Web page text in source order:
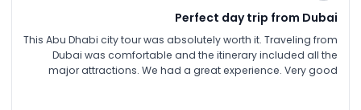
Perfect day trip from Dubai
This Abu Dhabi city tour was absolutely worth it. Traveling from
Dubai was comfortable and the itinerary included all the
major attractions. We had a great experience. Very good